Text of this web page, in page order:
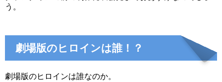
う。
劇場版のヒロインは誰！？
劇場版のヒロインは誰なのか。